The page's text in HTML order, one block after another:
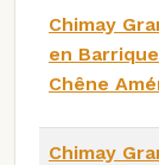
Chimay
en
Chêne
Chimay